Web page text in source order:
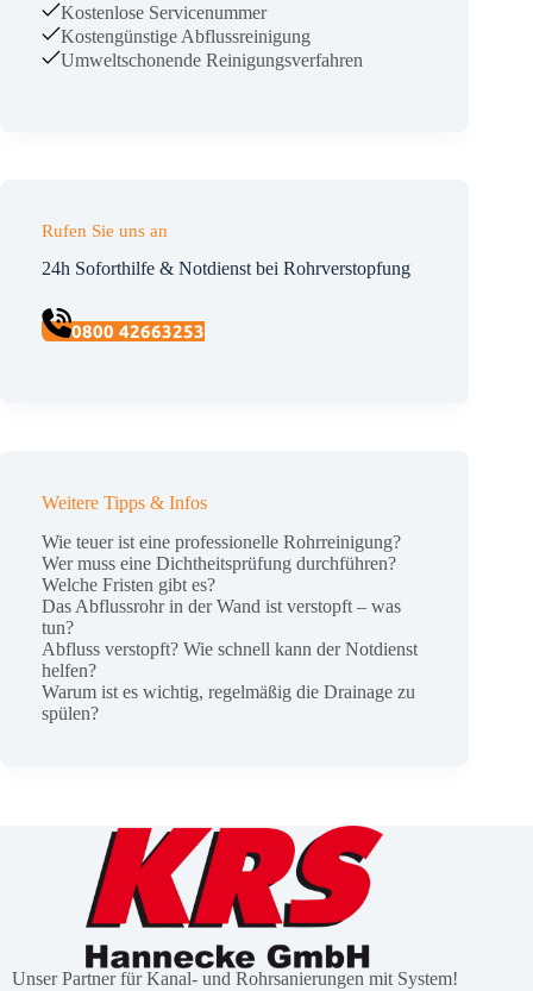
Kostenlose Servicenummer
Kostengünstige Abflussreinigung
Umweltschonende Reinigungsverfahren
Rufen Sie uns an
24h Soforthilfe & Notdienst bei Rohrverstopfung
0800 42663253
Weitere Tipps & Infos
Wie teuer ist eine professionelle Rohrreinigung?
Wer muss eine Dichtheitsprüfung durchführen?
Welche Fristen gibt es?
Das Abflussrohr in der Wand ist verstopft – was
tun?
Abfluss verstopft? Wie schnell kann der Notdienst
helfen?
Warum ist es wichtig, regelmäßig die Drainage zu
spülen?
Unser Partner für Kanal- und Rohrsanierungen mit System!